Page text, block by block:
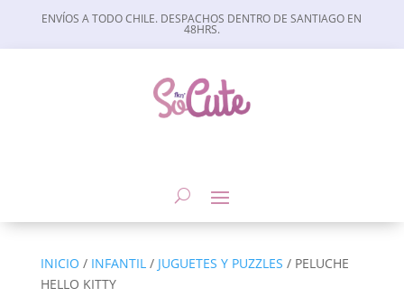
ENVÍOS A TODO CHILE. DESPACHOS DENTRO DE SANTIAGO EN
48HRS.
INICIO / INFANTIL / JUGUETES Y PUZZLES / PELUCHE
HELLO KITTY